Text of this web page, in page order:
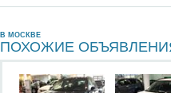
В МОСКВЕ
ПОХОЖИЕ